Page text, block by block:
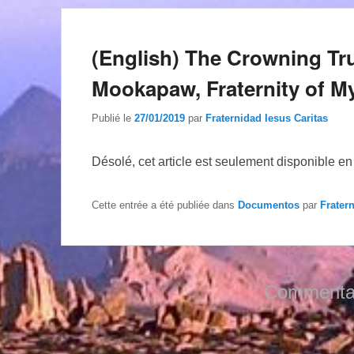
(English) The Crowning
Mookapaw, Fraternity of
Publié le 27/01/2019 par Fraternidad Iesus Caritas
Désolé, cet article est seulement disponible en
Cette entrée a été publiée dans Documentos par